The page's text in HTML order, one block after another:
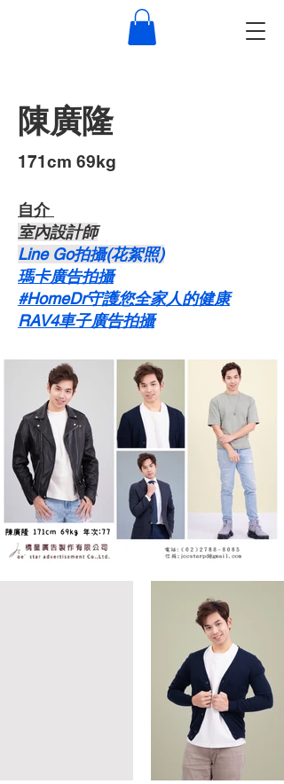
陳廣隆
​171cm 69kg
自介 ​
​室內設計師
Line Go拍攝(花絮照)
瑪卡廣告拍攝
#HomeDr守護您全家人的健康
RAV4車子廣告拍攝​